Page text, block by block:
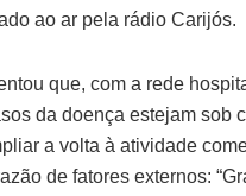
ao ar pela rádio Carijós.
que, com a rede
da doença estejam sob
a volta à atividade
de fatores externos: